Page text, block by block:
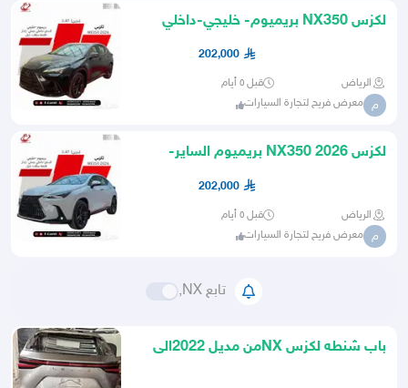
لكزس NX350 بريميوم- خليجي-داخلي
202,000
الرياض قبل ٥ أيام
م معرض فريح لتجارة السيارات
لكزس NX350 2026 بريميوم الساير-
داخلي جملي-رادار(بنزين)2.4T
202,000
الرياض قبل ٥ أيام
م معرض فريح لتجارة السيارات
تابع NX,
باب شنطه لكزس NXمن مديل 2022الى